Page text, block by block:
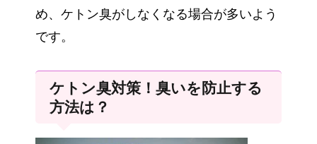
め、ケトン臭がしなくなる場合が多いよう
です。
ケトン臭対策！臭いを防止する
方法は？